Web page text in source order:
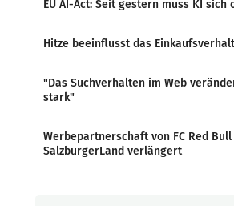
EU AI-Act: Seit gestern muss KI sich
Hitze beeinflusst das
"Das Suchverhalten im Web
stark"
Werbepartnerschaft von FC Red Bull
SalzburgerLand verlängert